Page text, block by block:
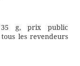
35 g, prix public
les revendeurs